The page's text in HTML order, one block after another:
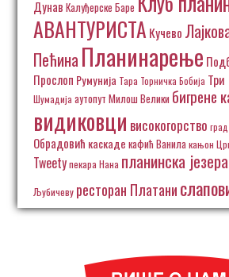
Дунав Калуђерске Баре
АВАНТУРИСТА Кучево
Пећина Планинарење
Прослоп Румунија Тара Торничка Бобија Три
Шумадија аутопут Милош Велики бигрене
видиковци високогорство
Обрадовић каскаде кафић Ванила кањон
Tweetyпекара Нана планинска језера
Љубичеву ресторан Платани